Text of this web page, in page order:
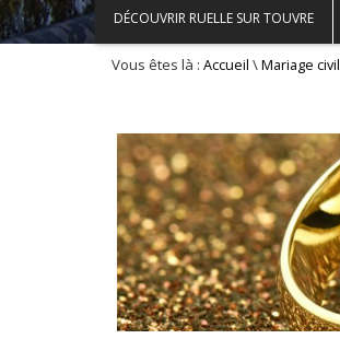
DÉCOUVRIR RUELLE SUR TOUVRE
Vous êtes là : Accueil \Mariage civil